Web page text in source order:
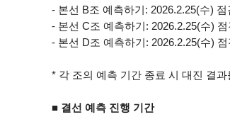
- 본선 B조 예측하기: 2026.2.25(수)
- 본선 C조 예측하기: 2026.2.25(수)
- 본선 D조 예측하기: 2026.2.25(수)
* 각 조의 예측 기간 종료 시 대진 결
■ 결선 예측 진행 기간